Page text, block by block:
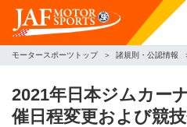
モータースポーツトップ 諸規則・公認情報
2021年日本ジムカー
催日程変更および競